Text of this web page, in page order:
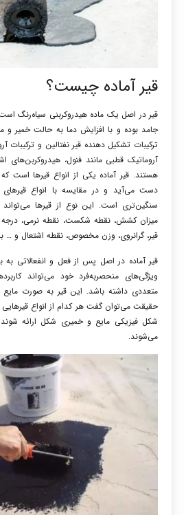
قیر آماده چیست؟
قیر در اصل یک ماده هیدروکربنی سیاه‌رنگ
جامد بوده و با افزایش دما به حالت خمیر و
ترکیبات تشکیل دهنده قیرنفتالین و ترکیبات
آروماتیک قطبی مانند فنول، هیدروکربن‌های
هستند. قیر آماده یکی از انواع قیرها است
دست می‌آید و در مقایسه با انواع قیرهای
سنگین‌تری است. این نوع از قیرها می‌تواند
میزان کشش، نقطه شکست، نقطه نرمی، درجه
قیر، گرانروی، وزن مخصوص، نقطه اشتعال و …
قیر آماده در اصل پس از فعل و انفعالاتی
ویژگی‌های منحصربه‌فرد خود می‌تواند
متعددی داشته باشد. این قیر به صورت
حقیقت می‌توان گفت هر کدام از انواع
شکل فیزیکی مایع و خمیری شکل ارائه شوند
می‌شوند.